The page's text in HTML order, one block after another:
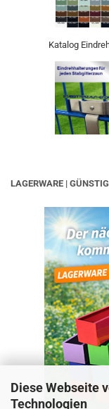
Diese Webseite
Technologien
Katalog
LAGERWARE |